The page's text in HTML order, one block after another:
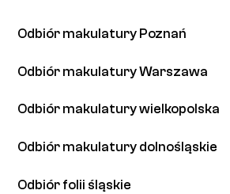
Odbiór makulatury Poznań
Odbiór makulatury Warszawa
Odbiór makulatury wielkopolska
Odbiór makulatury dolnośląskie
Odbiór folii śląskie